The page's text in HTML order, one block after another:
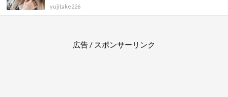
yujitake226
広告 / スポンサーリンク